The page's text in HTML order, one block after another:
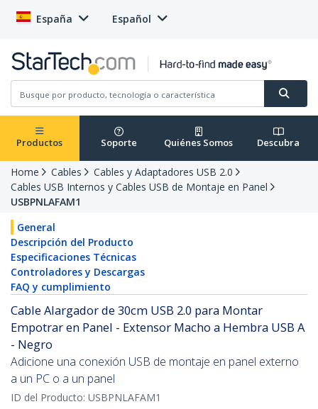
España Español
Productos Soporte Quiénes Somos Descubra
Home Cables
Cables y Adaptadores USB 2.0
Cables USB Internos y Cables USB de Montaje en Panel
USBPNLAFAM1
General
Descripción del Producto
Especificaciones Técnicas
Controladores y Descargas
FAQ y cumplimiento
Cable Alargador de 30cm USB 2.0 para Montar
Empotrar en Panel - Extensor Macho a Hembra USB A
- Negro
Adicione una conexión USB de montaje en panel externo
a un PC o a un panel
ID del Producto: USBPNLAFAM1